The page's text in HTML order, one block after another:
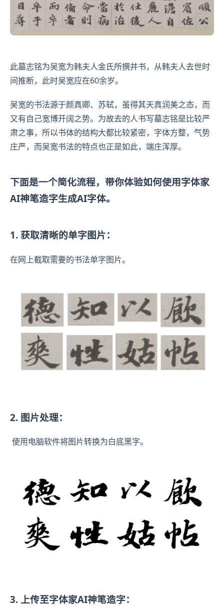
此墓志铭为吴宽为韩夫人金氏所撰并书，从韩夫人去世时
间推断，此时吴宽应在60余岁。
吴宽的书法源于颜真卿、 苏轼，虽得其天真润美之态，而
又有自己宽博开阔之势。为故去的人书写墓志铭是比较严
肃之事，所以书体的结构大都比较紧密，字体方整，气势
庄严，而吴宽书法的特点也正是如此，端庄浑厚。
下面是一个简化流程，带你体验如何使用字体家
AI神笔造字生成AI字体。
1. 获取清晰的单字图片：
在网上截取需要的书法单字图片。
2. 图片处理：
使用电脑软件将图片转换为白底黑字。
3. 上传至字体家AI神笔造字：